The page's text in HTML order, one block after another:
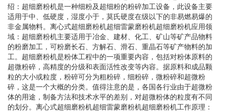
绍：超细磨粉机是一种细粉及超细粉的粉碎加工设备，此设备主要
适用于中、低硬度，湿度小于，莫氏硬度在级以下的非易燃易爆的
非金属物料。离心式超细磨粉机超细雷蒙磨粉机超细磨粉机应用领
域：超细磨粉机主要适用于冶金、建材、化工、矿山等矿产品物料
的粉磨加工，可粉磨长石、方解石、滑石、重晶石等矿产物料的加
工。超细磨粉机是粉体工程中的一项重要内容，包括对粉体原料的
超微粉碎，高精度的分级和表面活性改变等内容。据原料和成品颗
粒的大小或粒度，粉碎可分为粗粉碎，细粉碎，微粉碎和超微粉
碎，这是一个大概的分类。值得注意的是，各国各行业由于超微粉
体的用途，制备方法和技术水平的差别，对超微粉体的粒度有不同
的划分。离心式超细磨粉机超细雷蒙磨粉机超细磨粉机工作原理：